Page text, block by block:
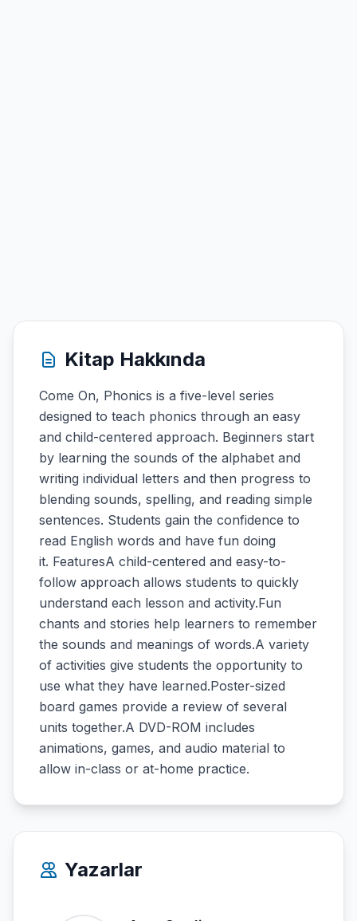
Kitap Hakkında
Come On, Phonics is a five-level series
designed to teach phonics through an easy
and child-centered approach. Beginners start
by learning the sounds of the alphabet and
writing individual letters and then progress to
blending sounds, spelling, and reading simple
sentences. Students gain the confidence to
read English words and have fun doing
it. FeaturesA child-centered and easy-to-
follow approach allows students to quickly
understand each lesson and activity.Fun
chants and stories help learners to remember
the sounds and meanings of words.A variety
of activities give students the opportunity to
use what they have learned.Poster-sized
board games provide a review of several
units together.A DVD-ROM includes
animations, games, and audio material to
allow in-class or at-home practice.
Yazarlar